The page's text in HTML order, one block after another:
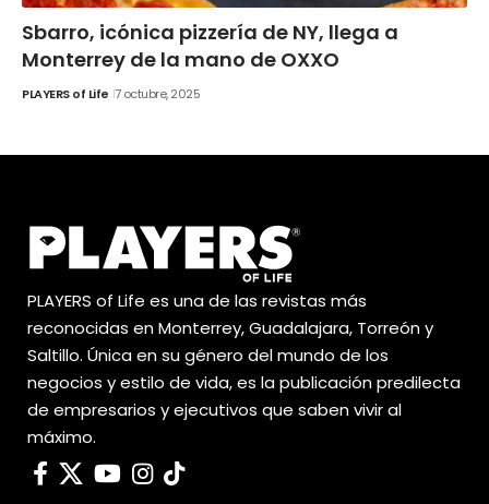
Sbarro, icónica pizzería de NY, llega a
Monterrey de la mano de OXXO
PLAYERS of Life 7 octubre, 2025
PLAYERS of Life es una de las revistas más
reconocidas en Monterrey, Guadalajara, Torreón y
Saltillo. Única en su género del mundo de los
negocios y estilo de vida, es la publicación predilecta
de empresarios y ejecutivos que saben vivir al
máximo.